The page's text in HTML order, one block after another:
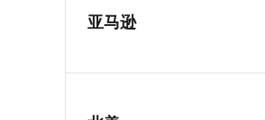
亚马逊